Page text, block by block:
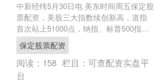
中新经纬5月30日电 美东时间周五保定股
票配资，美股三大指数续创新高，道指
首次站上51000点，纳指、标普500指数
七连涨。 截至收盘，道指涨0.72%报
510....
保定股票配资
阅读： 158 栏目：可查配资实盘平
台